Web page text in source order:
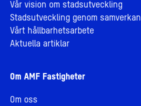
Vår vision om stadsutveckling
Stadsutveckling genom samverkan
Vårt hållbarhetsarbete
Aktuella artiklar
Om AMF Fastigheter
Om oss